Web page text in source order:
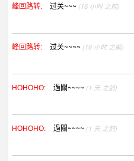
峰回路转: 过关~~~ (16 小时 之前)
峰回路转: 过关~~~~ (16 小时 之前)
HOHOHO: 過關~~~~ (1 天 之前)
HOHOHO: 過關~~~~ (1 天 之前)